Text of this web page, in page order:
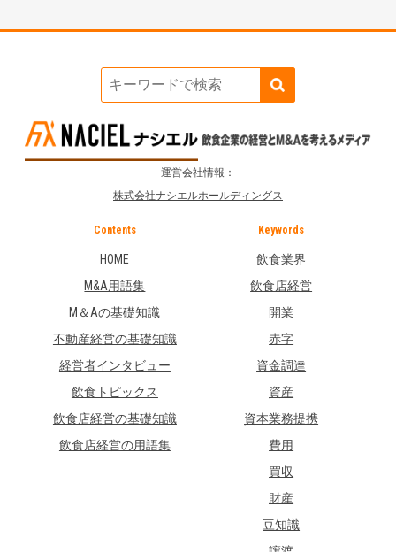
運営会社情報：
株式会社ナシエルホールディングス
Contents
HOME
M&A用語集
M＆Aの基礎知識
不動産経営の基礎知識
経営者インタビュー
飲食トピックス
飲食店経営の基礎知識
飲食店経営の用語集
Keywords
飲食業界
飲食店経営
開業
赤字
資金調達
資産
資本業務提携
費用
買収
財産
豆知識